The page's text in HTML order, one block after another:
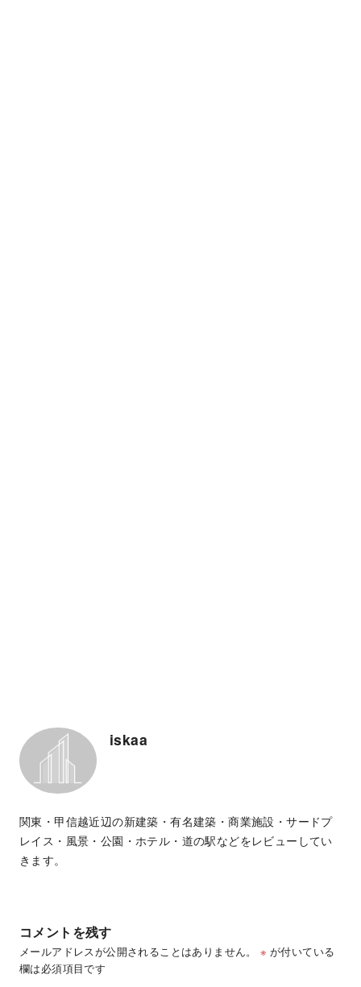
iskaa
関東・甲信越近辺の新建築・有名建築・商業施設・サードプ
レイス・風景・公園・ホテル・道の駅などをレビューしてい
きます。
コメントを残す
メールアドレスが公開されることはありません。 ※ が付いている
欄は必須項目です